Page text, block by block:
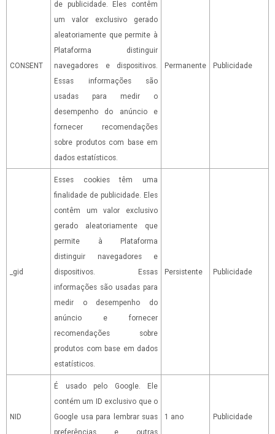
CONSENT
de publicidade. Eles contêm
um valor exclusivo gerado
aleatoriamente que permite à
Plataforma distinguir
navegadores e dispositivos.
Essas informações são
usadas para medir o
desempenho do anúncio e
fornecer recomendações
sobre produtos com base em
dados estatísticos.
Permanente Publicidade
_gid
Esses cookies têm uma
finalidade de publicidade. Eles
contêm um valor exclusivo
gerado aleatoriamente que
permite à Plataforma
distinguir navegadores e
dispositivos. Essas
informações são usadas para
medir o desempenho do
anúncio e fornecer
recomendações sobre
produtos com base em dados
estatísticos.
Persistente Publicidade
NID
É usado pelo Google. Ele
contém um ID exclusivo que o
Google usa para lembrar suas
preferências e outras
1 ano Publicidade